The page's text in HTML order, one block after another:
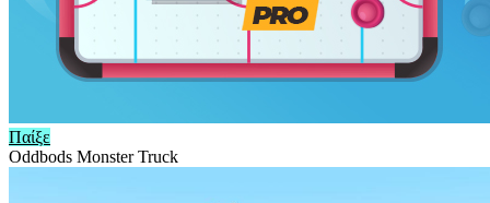
Παίξε
Oddbods Monster Truck